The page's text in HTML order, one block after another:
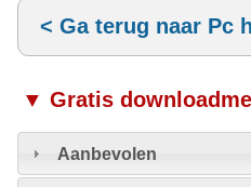
< Ga terug naar Pc
▼ Gratis
Aanbevolen